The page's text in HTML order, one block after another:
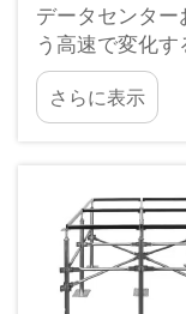
データセンタ
う高速で変化
スフロアは単な
す。それはイ
成要素であり、
さらに表示